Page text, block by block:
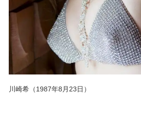
川崎希（1987年8月23日）